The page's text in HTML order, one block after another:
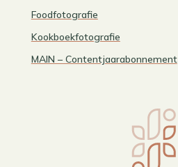
Foodfotografie
Kookboekfotografie
MAIN – Contentjaarabonnement